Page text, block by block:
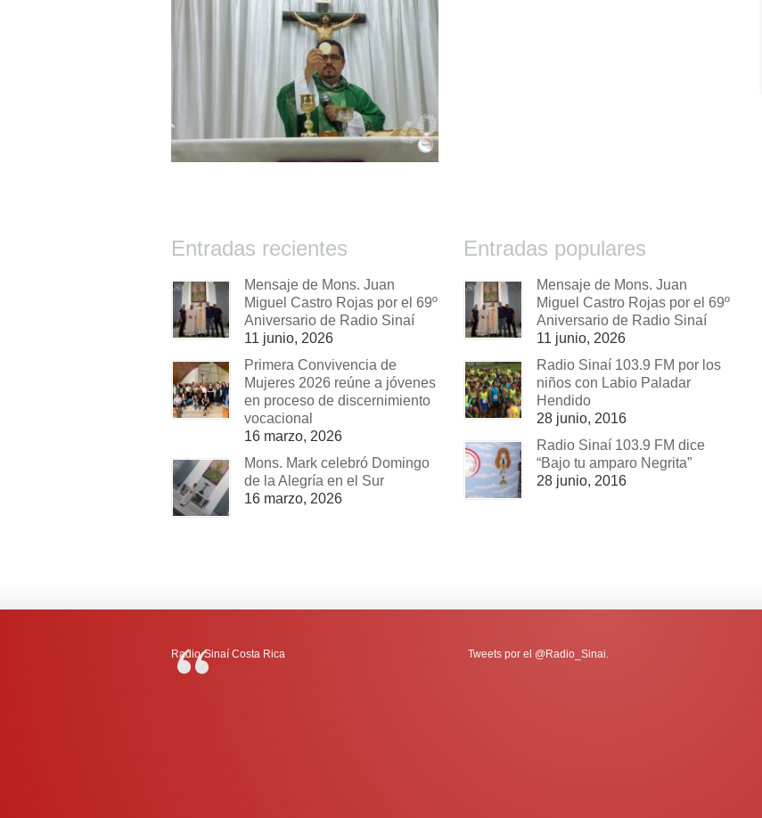
Entradas recientes
Mensaje de Mons. Juan
Miguel Castro Rojas por el 69º
Aniversario de Radio Sinaí
11 junio, 2026
Primera Convivencia de
Mujeres 2026 reúne a jóvenes
en proceso de discernimiento
vocacional
16 marzo, 2026
Mons. Mark celebró Domingo
de la Alegría en el Sur
16 marzo, 2026
Entradas populares
Mensaje de Mons. Juan
Miguel Castro Rojas por el 69º
Aniversario de Radio Sinaí
11 junio, 2026
Radio Sinaí 103.9 FM por los
niños con Labio Paladar
Hendido
28 junio, 2016
Radio Sinaí 103.9 FM dice
“Bajo tu amparo Negrita”
28 junio, 2016
Radio-Sinaí Costa Rica Tweets por el @Radio_Sinai.